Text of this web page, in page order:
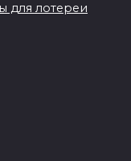
для лотереи